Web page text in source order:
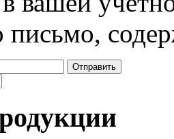
письмо,
Отправить